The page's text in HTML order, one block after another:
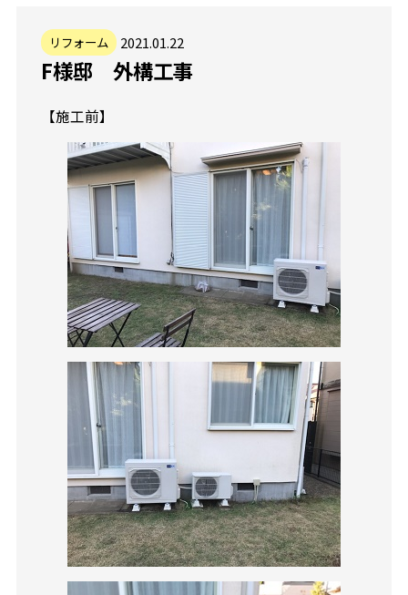
リフォーム 2021.01.22
F様邸 外構工事
【施工前】